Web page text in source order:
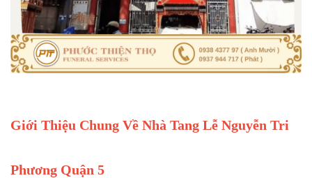
Giới Thiệu Chung Về Nhà Tang Lễ Nguyễn Tri
Phương Quận 5